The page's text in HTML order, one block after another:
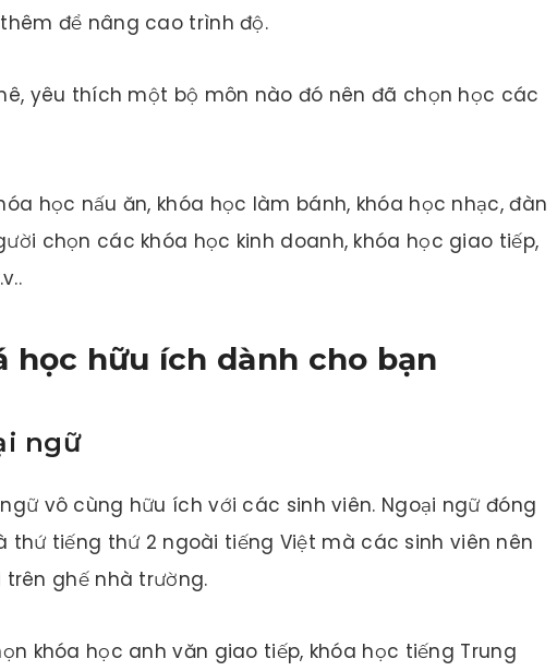
để nâng cao trình độ.
yêu thích một bộ môn nào đó nên đã chọn học các
học nấu ăn, khóa học làm bánh, khóa học nhạc, đàn
chọn các khóa học kinh doanh, khóa học giao tiếp,
học hữu ích dành cho bạn
ngữ
vô cùng hữu ích với các sinh viên. Ngoại ngữ đóng
thứ tiếng thứ 2 ngoài tiếng Việt mà các sinh viên nên
ghế nhà trường.
khóa học anh văn giao tiếp, khóa học tiếng Trung